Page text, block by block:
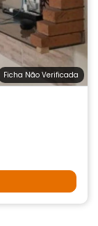
Ficha Não Verificada